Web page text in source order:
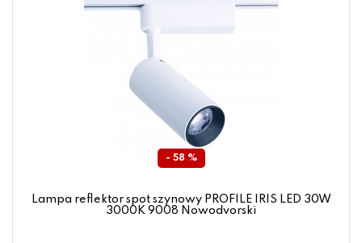
- 58 %
Lampa reflektor spot szynowy PROFILE IRIS LED 30W
3000K 9008 Nowodvorski